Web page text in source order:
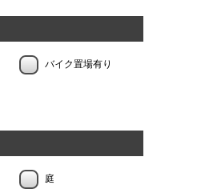
バイク置場有り
庭